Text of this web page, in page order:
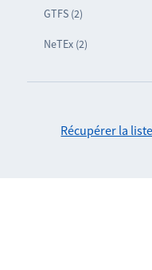
GTFS (2)
NeTEx (2)
Récupérer la